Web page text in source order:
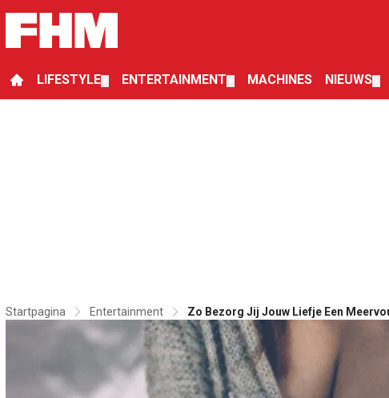
LIFESTYLE ENTERTAINMENT MACHINES NIEUWS
Startpagina Entertainment Zo Bezorg Jij Jouw Liefje Een